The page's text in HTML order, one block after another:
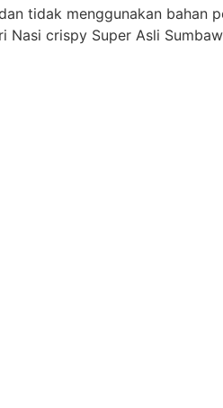
tidak menggunakan bahan
Nasi crispy Super Asli